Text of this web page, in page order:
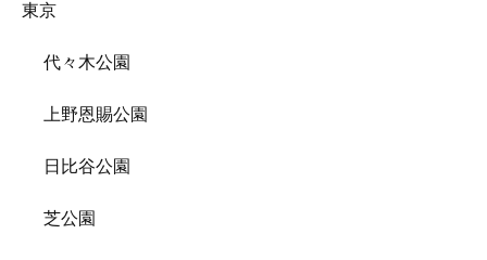
東京
代々木公園
上野恩賜公園
日比谷公園
芝公園